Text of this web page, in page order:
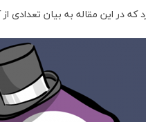
که در این مقاله به بیان تعدادی